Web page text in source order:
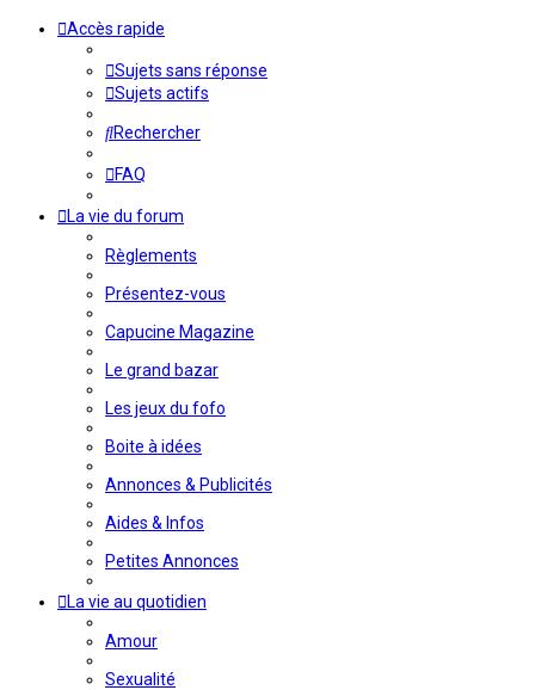
Accès rapide
Sujets sans réponse
Sujets actifs
Rechercher
FAQ
La vie du forum
Règlements
Présentez-vous
Capucine Magazine
Le grand bazar
Les jeux du fofo
Boite à idées
Annonces & Publicités
Aides & Infos
Petites Annonces
La vie au quotidien
Amour
Sexualité